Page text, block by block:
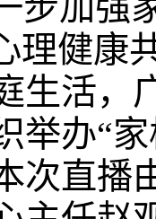
理健康
生活，
举办“
次直播